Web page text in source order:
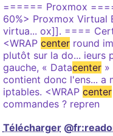
====== Proxmox
60%> Proxmox Virtual
virtua... ox]]. ====
<WRAP centerround
plutôt sur la do... ieurs
gauche, « Datacenter»
contient donc l'ens... a
iptables. <WRAP center
commandes ? repren
Télécharger